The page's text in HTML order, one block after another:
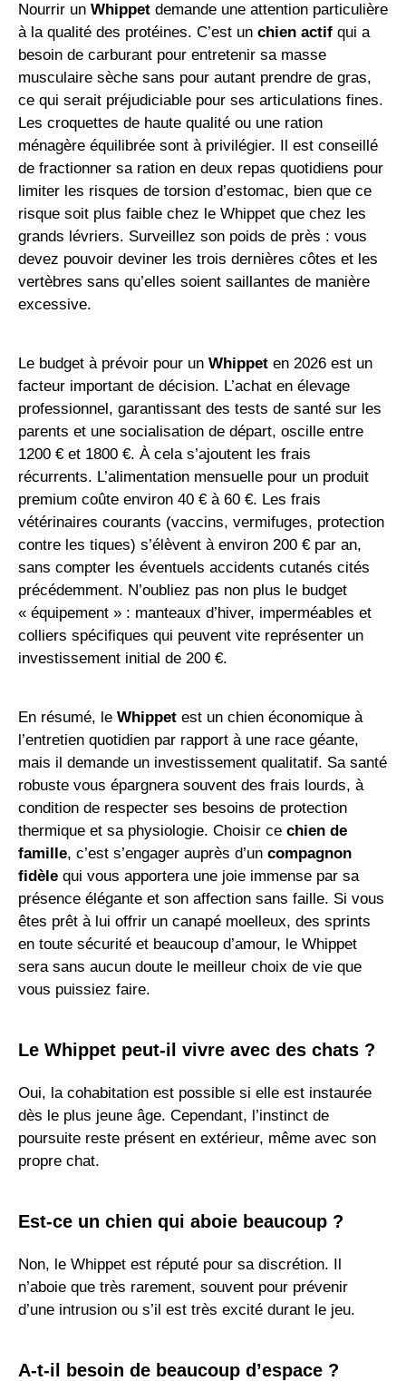
Nourrir un Whippet demande une attention particulière
à la qualité des protéines. C’est un chien actif qui a
besoin de carburant pour entretenir sa masse
musculaire sèche sans pour autant prendre de gras,
ce qui serait préjudiciable pour ses articulations fines.
Les croquettes de haute qualité ou une ration
ménagère équilibrée sont à privilégier. Il est conseillé
de fractionner sa ration en deux repas quotidiens pour
limiter les risques de torsion d’estomac, bien que ce
risque soit plus faible chez le Whippet que chez les
grands lévriers. Surveillez son poids de près : vous
devez pouvoir deviner les trois dernières côtes et les
vertèbres sans qu’elles soient saillantes de manière
excessive.
Le budget à prévoir pour un Whippet en 2026 est un
facteur important de décision. L’achat en élevage
professionnel, garantissant des tests de santé sur les
parents et une socialisation de départ, oscille entre
1200 € et 1800 €. À cela s’ajoutent les frais
récurrents. L’alimentation mensuelle pour un produit
premium coûte environ 40 € à 60 €. Les frais
vétérinaires courants (vaccins, vermifuges, protection
contre les tiques) s’élèvent à environ 200 € par an,
sans compter les éventuels accidents cutanés cités
précédemment. N’oubliez pas non plus le budget
« équipement » : manteaux d’hiver, imperméables et
colliers spécifiques qui peuvent vite représenter un
investissement initial de 200 €.
En résumé, le Whippet est un chien économique à
l’entretien quotidien par rapport à une race géante,
mais il demande un investissement qualitatif. Sa santé
robuste vous épargnera souvent des frais lourds, à
condition de respecter ses besoins de protection
thermique et sa physiologie. Choisir ce chien de
famille, c’est s’engager auprès d’un compagnon
fidèle qui vous apportera une joie immense par sa
présence élégante et son affection sans faille. Si vous
êtes prêt à lui offrir un canapé moelleux, des sprints
en toute sécurité et beaucoup d’amour, le Whippet
sera sans aucun doute le meilleur choix de vie que
vous puissiez faire.
Le Whippet peut-il vivre avec des chats ?
Oui, la cohabitation est possible si elle est instaurée
dès le plus jeune âge. Cependant, l’instinct de
poursuite reste présent en extérieur, même avec son
propre chat.
Est-ce un chien qui aboie beaucoup ?
Non, le Whippet est réputé pour sa discrétion. Il
n’aboie que très rarement, souvent pour prévenir
d’une intrusion ou s’il est très excité durant le jeu.
A-t-il besoin de beaucoup d’espace ?